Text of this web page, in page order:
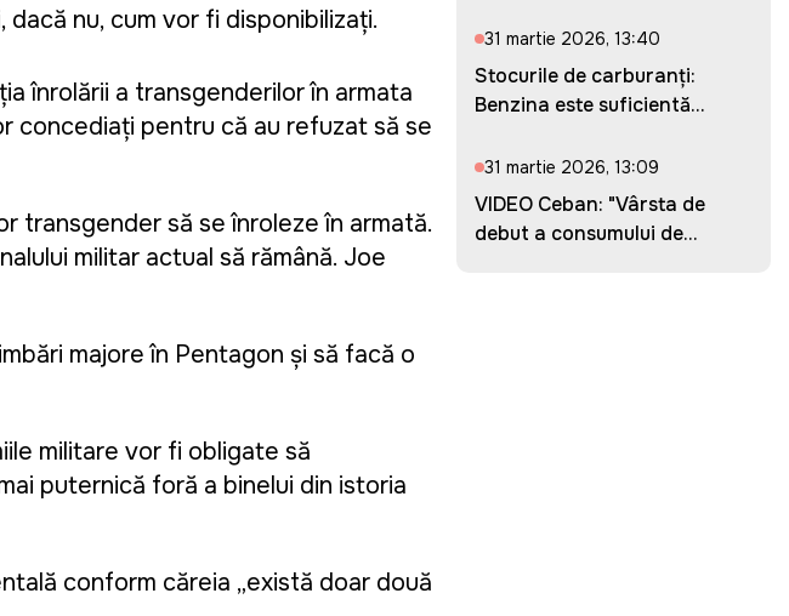
nu, cum vor fi disponibilizați.
înrolării a transgenderilor în armata
concediați pentru că au refuzat să se
transgender să se înroleze în armată.
militar actual să rămână. Joe
majore în Pentagon și să facă o
militare vor fi obligate să
puternică forță a binelui din istoria
conform căreia „există doar două
31 martie 2026, 13:40
Stocurile de carburanți:
Benzina este suficientă
31 martie 2026, 13:09
VIDEO Ceban: "Vârsta de
debut a consumului de